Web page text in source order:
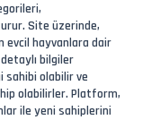
Site üzerinde,
evcil hayvanlara dair
bilgiler
sahibi olabilir ve
olabilirler. Platform,
ile yeni sahiplerini